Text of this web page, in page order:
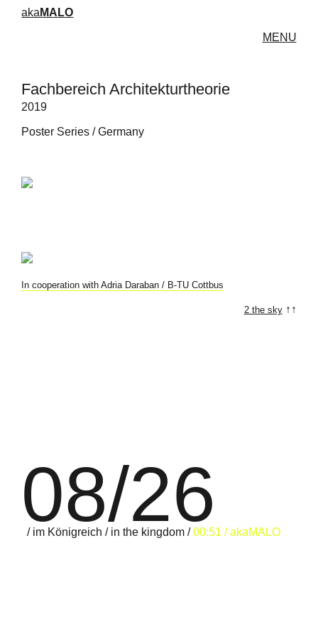
aka MALO
MENU
Fachbereich Architekturtheorie
2019
Poster Series / Germany
In cooperation with Adria Daraban / B-TU Cottbus
2 the sky↑↑
08/26
/ im Königreich / in the kingdom /00:51 / akaMALO